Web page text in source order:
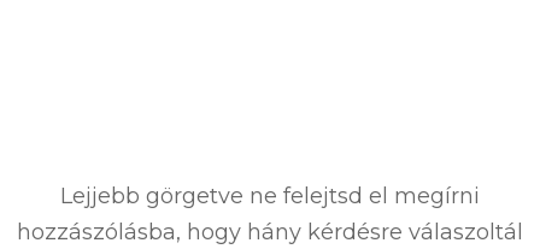
Lejjebb görgetve ne felejtsd el megírni
hozzászólásba, hogy hány kérdésre válaszoltál